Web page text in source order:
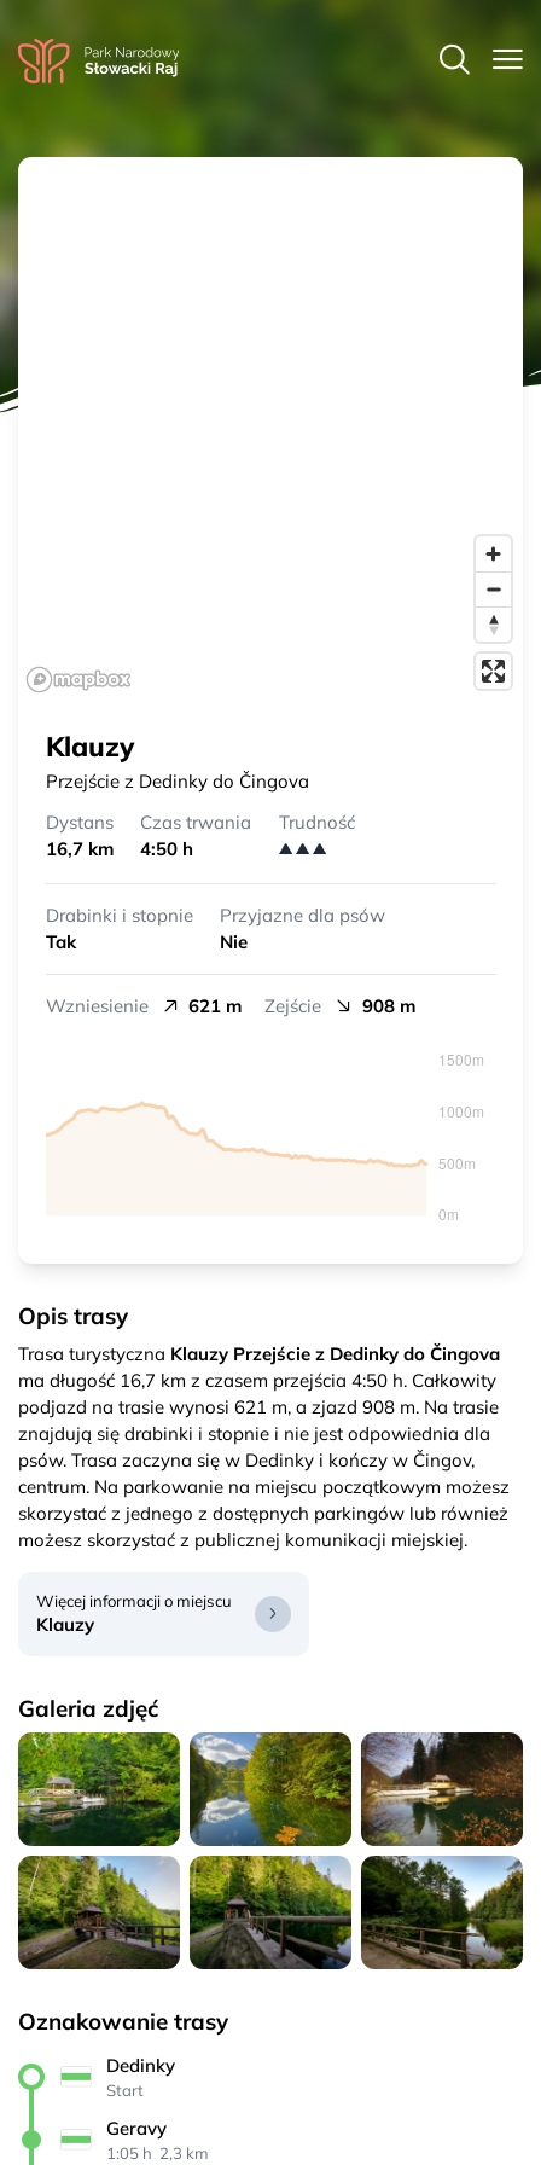
Klauzy
Przejście z Dedinky do Čingova
Dystans
16,7 km
Czas trwania
4:50 h
Trudność
Drabinki i stopnie
Tak
Przyjazne dla psów
Nie
Wzniesienie 621 m Zejście 908 m
Opis trasy
Trasa turystyczna Klauzy Przejście z Dedinky do Čingova
ma długość 16,7 km z czasem przejścia 4:50 h. Całkowity
podjazd na trasie wynosi 621 m, a zjazd 908 m. Na trasie
znajdują się drabinki i stopnie i nie jest odpowiednia dla
psów. Trasa zaczyna się w Dedinky i kończy w Čingov,
centrum. Na parkowanie na miejscu początkowym możesz
skorzystać z jednego z dostępnych parkingów lub również
możesz skorzystać z publicznej komunikacji miejskiej.
Więcej informacji o miejscu
Klauzy
Galeria zdjęć
Oznakowanie trasy
Dedinky
Start
Geravy
1:05 h 2,3 km